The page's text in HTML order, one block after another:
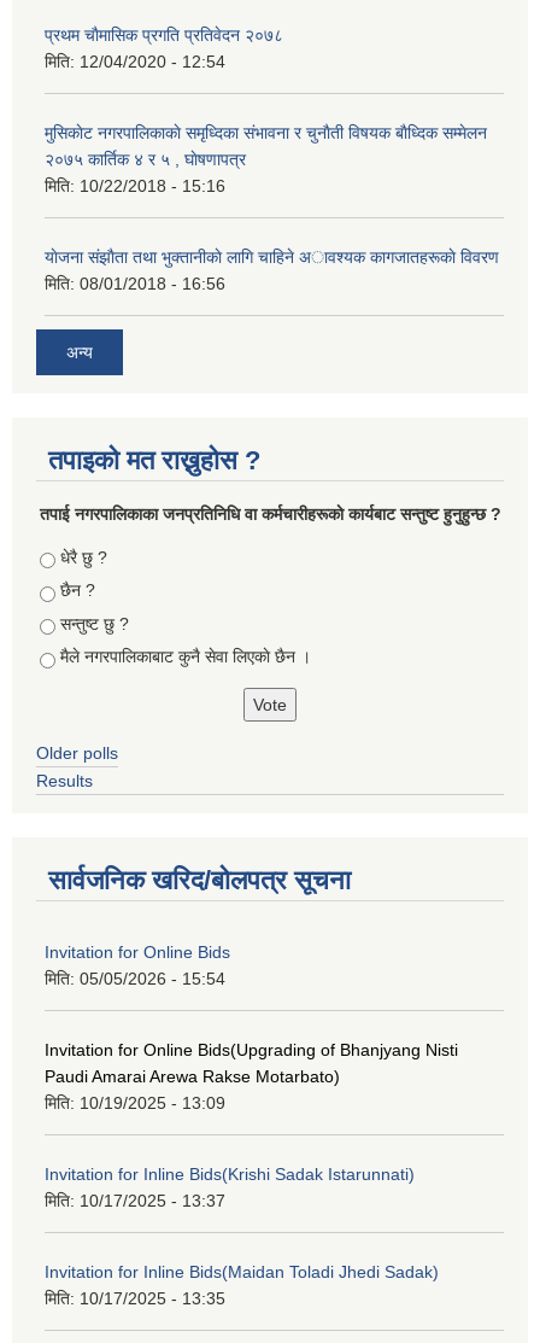
प्रथम चाैमासिक प्रगति प्रतिवेदन २०७८
मिति: 12/04/2020 - 12:54
मुसिकाेट नगरपालिकाकाे समृध्दिका संभावना र चुनाैती विषयक बाैध्दिक सम्मेलन
२०७५ कार्तिक ४ र ५ , घाेषणापत्र
मिति: 10/22/2018 - 15:16
याेजना संझाैता तथा भुक्तानीकाे लागि चाहिने अावश्यक कागजातहरूकाे विवरण
मिति: 08/01/2018 - 16:56
अन्य
तपाइको मत राख्नुहोस ?
तपा‌ई नगरपालिकाका जनप्रतिनिधि वा कर्मचारीहरूकाे कार्यबाट सन्तुष्ट हुनुहुन्छ ?
Choices
धेरै छु ?
छैन ?
सन्तुष्ट छु ?
मैले नगरपालिकाबाट कुनै सेवा लिएकाे छैन ।
Older polls
Results
सार्वजनिक खरिद/बोलपत्र सूचना
Invitation for Online Bids
मिति: 05/05/2026 - 15:54
Invitation for Online Bids(Upgrading of Bhanjyang Nisti
Paudi Amarai Arewa Rakse Motarbato)
मिति: 10/19/2025 - 13:09
Invitation for Inline Bids(Krishi Sadak Istarunnati)
मिति: 10/17/2025 - 13:37
Invitation for Inline Bids(Maidan Toladi Jhedi Sadak)
मिति: 10/17/2025 - 13:35